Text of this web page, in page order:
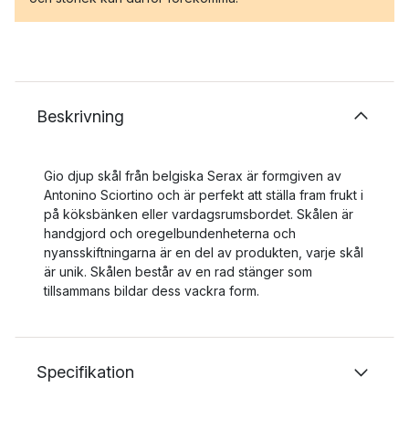
Beskrivning
Gio djup skål från belgiska Serax är formgiven av
Antonino Sciortino och är perfekt att ställa fram frukt i
på köksbänken eller vardagsrumsbordet. Skålen är
handgjord och oregelbundenheterna och
nyansskiftningarna är en del av produkten, varje skål
är unik. Skålen består av en rad stänger som
tillsammans bildar dess vackra form.
Specifikation